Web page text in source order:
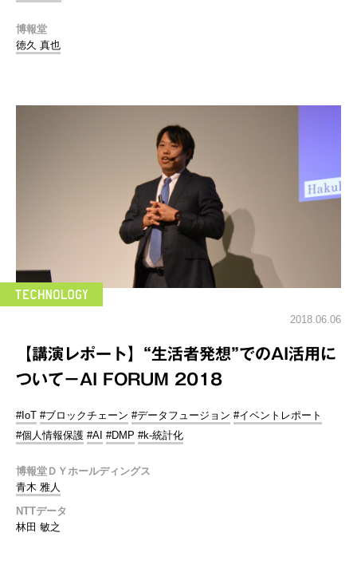
博報堂
徳久 真也
2018.06.06
【講演レポート】“生活者発想”でのAI活用に
ついて－AI FORUM 2018
#IoT #ブロックチェーン #データフュージョン #イベントレポート
#個人情報保護 #AI #DMP #k-統計化
博報堂ＤＹホールディングス
青木 雅人
NTTデータ
林田 敏之